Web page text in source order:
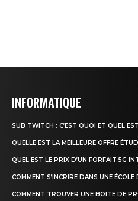
INFORMATIQUE
SUB TWITCH : C’EST QUOI ET QUEL
QUELLE EST LA MEILLEURE OFFRE
QUEL EST LE PRIX D’UN FORFAIT 5G
COMMENT S’INCRIRE DANS UNE
COMMENT TROUVER UNE BOITE DE